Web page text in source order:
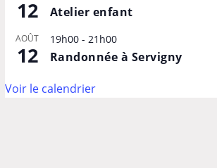
12 Atelier enfant
AOÛT
12
19h00- 21h00
Randonnée à Servigny
Voir le calendrier